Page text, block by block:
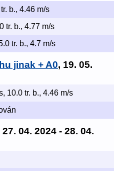
b., 4.46 m/s
tr. b., 4.77 m/s
tr. b., 4.7 m/s
jinak + A0, 19. 05.
10.0 tr. b., 4.46 m/s
27. 04. 2024 - 28. 04.